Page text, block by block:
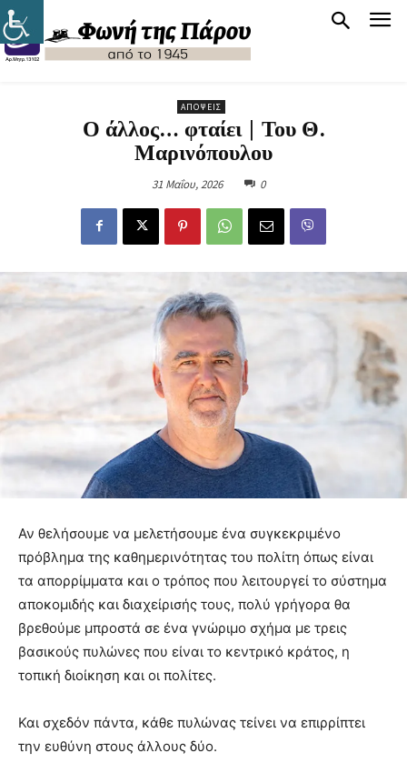
ΑΠΌΨΕΙΣ
Ο άλλος… φταίει | Του Θ.
Μαρινόπουλου
31 Μαΐου, 2026 0
Αν θελήσουμε να μελετήσουμε ένα συγκεκριμένο
πρόβλημα της καθημερινότητας του πολίτη όπως είναι
τα απορρίμματα και ο τρόπος που λειτουργεί το σύστημα
αποκομιδής και διαχείρισής τους, πολύ γρήγορα θα
βρεθούμε μπροστά σε ένα γνώριμο σχήμα με τρεις
βασικούς πυλώνες που είναι το κεντρικό κράτος, η
τοπική διοίκηση και οι πολίτες.
Και σχεδόν πάντα, κάθε πυλώνας τείνει να επιρρίπτει
την ευθύνη στους άλλους δύο.